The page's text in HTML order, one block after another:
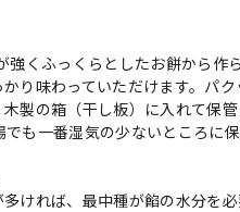
強くふっくらとしたお餅から作
り味わっていただけます。パク
製の箱（干し板）に入れて保管
も一番湿気の少ないところに
ければ、最中種が餡の水分を